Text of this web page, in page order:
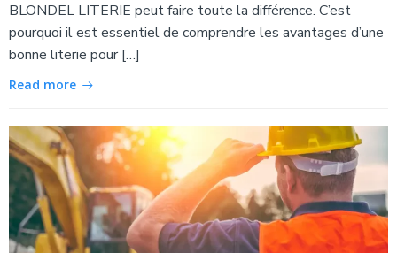
BLONDEL LITERIE peut faire toute la différence. C’est
pourquoi il est essentiel de comprendre les avantages d’une
bonne literie pour […]
Read more